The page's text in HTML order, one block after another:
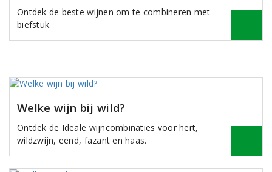
Ontdek de beste wijnen om te combineren met
biefstuk.
Welke wijn bij wild?
Ontdek de Ideale wijncombinaties voor hert,
wildzwijn, eend, fazant en haas.